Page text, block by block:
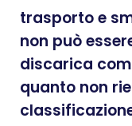
trasporto e
non può
discarica
quanto non